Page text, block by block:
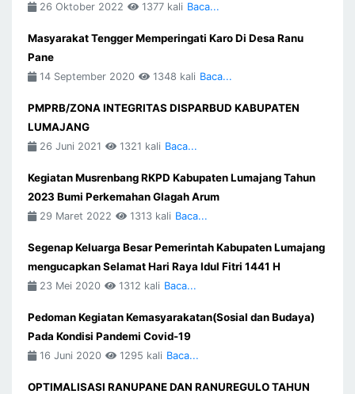
26 Oktober 2022 1377 kali Baca...
Masyarakat Tengger Memperingati Karo Di Desa Ranu
Pane
14 September 2020 1348 kali Baca...
PMPRB/ZONA INTEGRITAS DISPARBUD KABUPATEN
LUMAJANG
26 Juni 2021 1321 kali Baca...
Kegiatan Musrenbang RKPD Kabupaten Lumajang Tahun
2023 Bumi Perkemahan Glagah Arum
29 Maret 2022 1313 kali Baca...
Segenap Keluarga Besar Pemerintah Kabupaten Lumajang
mengucapkan Selamat Hari Raya Idul Fitri 1441 H
23 Mei 2020 1312 kali Baca...
Pedoman Kegiatan Kemasyarakatan(Sosial dan Budaya)
Pada Kondisi Pandemi Covid-19
16 Juni 2020 1295 kali Baca...
OPTIMALISASI RANUPANE DAN RANUREGULO TAHUN